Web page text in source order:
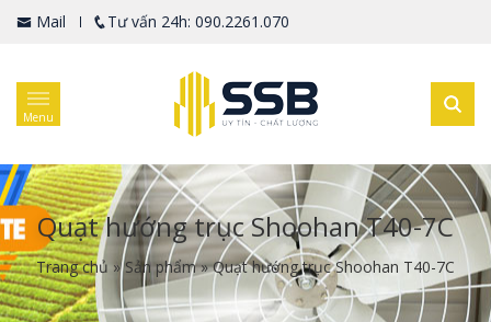
Mail Tư vấn 24h: 090.2261.070
Menu
Quạt hướng trục Shoohan T40-7C
Trang chủ »Sản phẩm»Quạt hướng trục Shoohan T40-7C